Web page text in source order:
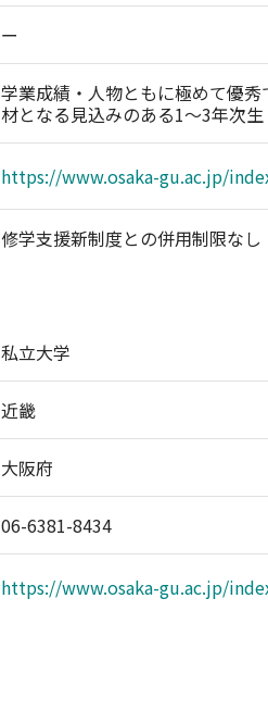
ー
学業成績・人物ともに極めて優
材となる見込みのある1〜3年次生
https://www.osaka-gu.ac.jp/
修学支援新制度との併用制限なし
私立大学
近畿
大阪府
06-6381-8434
https://www.osaka-gu.ac.jp/